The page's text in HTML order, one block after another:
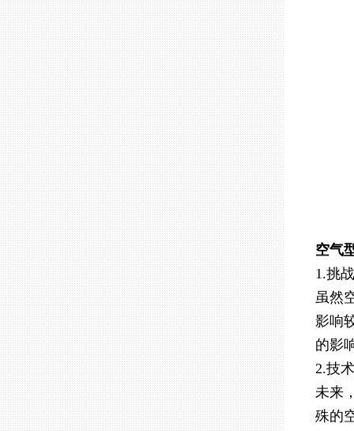
空气
1.挑
虽然
影响
的影
2.技
未来
殊的